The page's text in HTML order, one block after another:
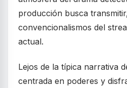
producción busca
convencionalismos del
actual.
Lejos de la típica narrativa
centrada en poderes y